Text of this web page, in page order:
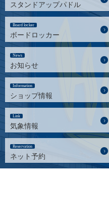
スタンドアップパドル
Board locker
ボードロッカー
News
お知らせ
Information
ショップ情報
Link
気象情報
Reservation
ネット予約